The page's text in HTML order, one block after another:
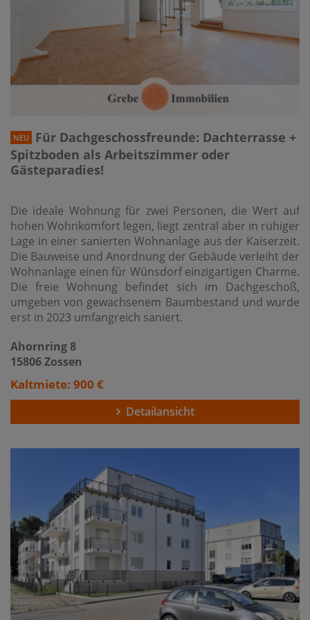
NEU
Für Dachgeschossfreunde: Dachterrasse +
Spitzboden als Arbeitszimmer oder
Gästeparadies!
Die ideale Wohnung für zwei Personen, die Wert auf
hohen Wohnkomfort legen, liegt zentral aber in ruhiger
Lage in einer sanierten Wohnanlage aus der Kaiserzeit.
Die Bauweise und Anordnung der Gebäude verleiht der
Wohnanlage einen für Wünsdorf einzigartigen Charme.
Die freie Wohnung befindet sich im Dachgeschoß,
umgeben von gewachsenem Baumbestand und wurde
erst in 2023 umfangreich saniert.
Ahornring 8
15806 Zossen
Kaltmiete: 900 €
Detailansicht